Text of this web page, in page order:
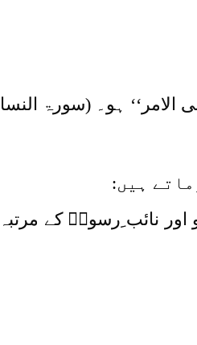
ہو۔ (سورۃ
ہیں:
نائب ِرسولؐ کے مرتبہ